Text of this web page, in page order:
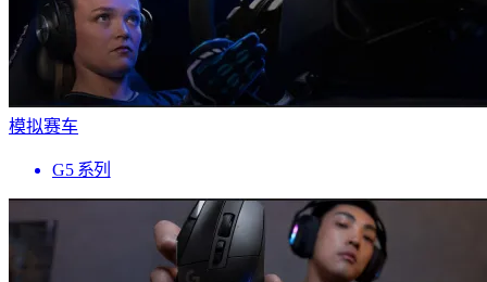
模拟赛车
G5 系列